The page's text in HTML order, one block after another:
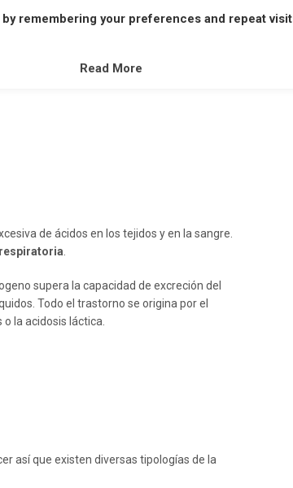
D E F G H I J K L M
de ácidos en los tejidos y en la sangre.
supera la capacidad de excreción del
Todo el trastorno se origina por el
la acidosis láctica.
así que existen diversas tipologías de la
remembering your preferences and repeat
Read More